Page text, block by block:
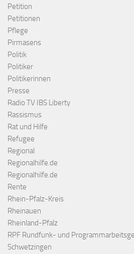
Petition
Petitionen
Pflege
Pirmasens
Politik
Politiker
Politikerinnen
Presse
Radio TV IBS Liberty
Rassismus
Rat und Hilfe
Refugee
Regional
Regionalhilfe.de
Regionalhilfe.de
Rente
Rhein-Pfalz-Kreis
Rheinauen
Rheinland-Pfalz
RPF Rundfunk- und
Schwetzingen